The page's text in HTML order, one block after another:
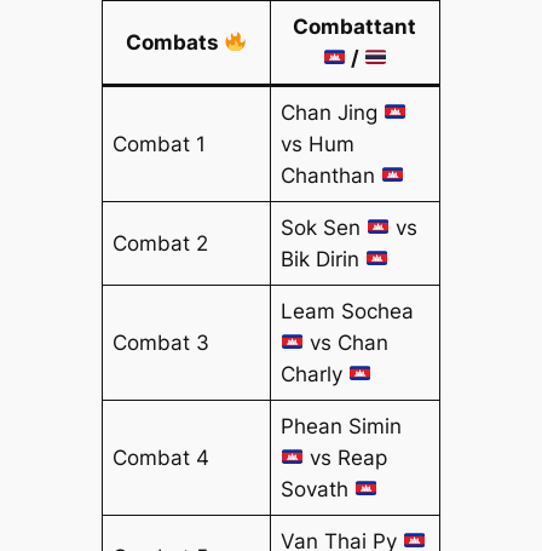
Combats
Combattant
/
Combat 1
Chan Jing
vs Hum
Chanthan
Combat 2
Sok Sen
vs
Bik Dirin
Combat 3
Leam Sochea
vs Chan
Charly
Combat 4
Phean Simin
vs Reap
Sovath
Van Thai Py